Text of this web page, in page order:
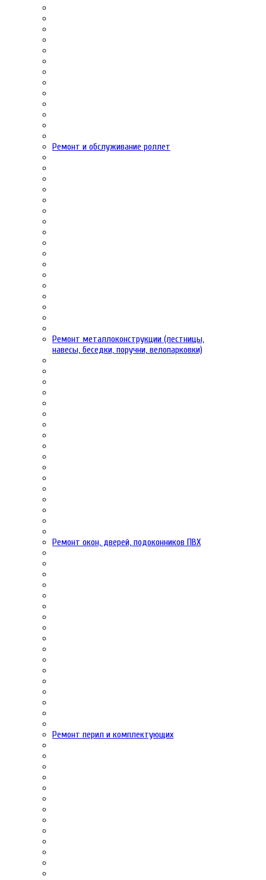
Ремонт и обслуживание роллет
Ремонт металлоконструкции (лестницы,
навесы, беседки, поручни, велопарковки)
Ремонт окон, дверей, подоконников ПВХ
Ремонт перил и комплектующих